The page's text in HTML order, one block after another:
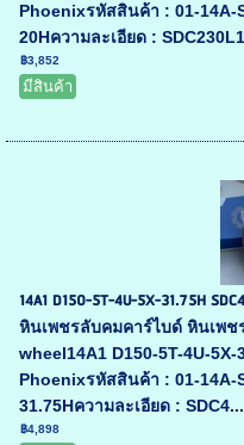
Phoenixรหัสสินค้า : 01-14A-
20Hความละเอียด :
฿3,852
มีสินค้า
14A1 D150-5T-4U-5X-31.75H
หินเพชรลับคมคาร์ไบด์ หินเพช
wheel14A1 D150-5T-4U-5X-
Phoenixรหัสสินค้า : 01-14A-
31.75Hความละเอียด : SDC4...
฿4,898